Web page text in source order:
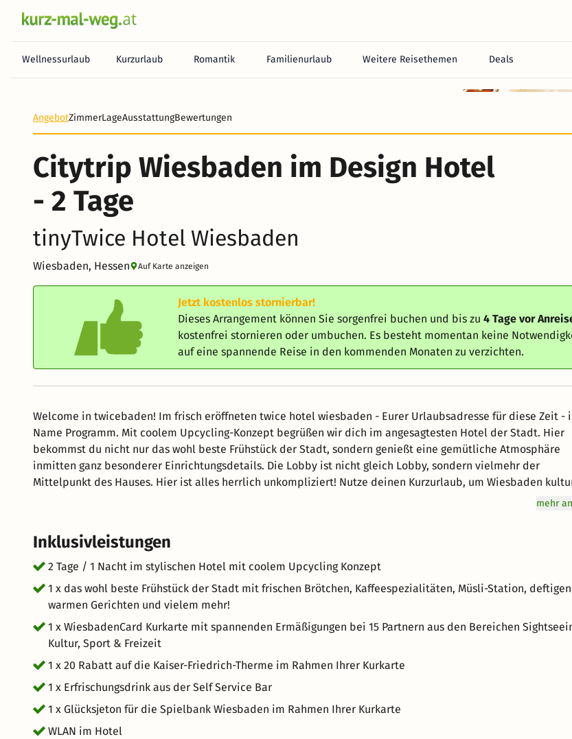
Wellnessurlaub Kurzurlaub Romantik Familienurlaub Weitere Reisethemen Deals
Heute noch keine Zahlung erforderlich! Zahlen Sie bequem im Hotel.
AngebotZimmerLageAusstattungBewertungen
Citytrip Wiesbaden im Design Hotel
- 2 Tage
tinyTwice Hotel Wiesbaden
Wiesbaden, Hessen Auf Karte anzeigen
Jetzt kostenlos stornierbar!
Dieses Arrangement können Sie sorgenfrei buchen und bis zu4 Tage vor
kostenfrei stornieren oder umbuchen. Es besteht momentan keine
auf eine spannende Reise in den kommenden Monaten zu verzichten.
Welcome in twicebaden! Im frisch eröffneten twice hotel wiesbaden - Eurer Urlaubsadresse für diese Zeit -
Name Programm. Mit coolem Upcycling-Konzept begrüßen wir dich im angesagtesten Hotel der Stadt. Hier
bekommst du nicht nur das wohl beste Frühstück der Stadt, sondern genießt eine gemütliche Atmosphäre
inmitten ganz besonderer Einrichtungsdetails. Die Lobby ist nicht gleich Lobby, sondern vielmehr der
Mittelpunkt des Hauses. Hier ist alles herrlich unkompliziert! Nutze deinen Kurzurlaub, um Wiesbaden kulturell
mehr
Inklusivleistungen
2 Tage / 1 Nacht im stylischen Hotel mit coolem Upcycling Konzept
1 x das wohl beste Frühstück der Stadt mit frischen Brötchen, Kaffeespezialitäten, Müsli-Station, deftigen
warmen Gerichten und vielem mehr!
1 x WiesbadenCard Kurkarte mit spannenden Ermäßigungen bei 15 Partnern aus den Bereichen
Kultur, Sport & Freizeit
1 x 20 Rabatt auf die Kaiser-Friedrich-Therme im Rahmen Ihrer Kurkarte
1 x Erfrischungsdrink aus der Self Service Bar
1 x Glücksjeton für die Spielbank Wiesbaden im Rahmen Ihrer Kurkarte
WLAN im Hotel